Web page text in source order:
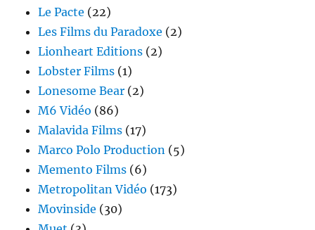
Le Pacte (22)
Les Films du Paradoxe (2)
Lionheart Editions (2)
Lobster Films (1)
Lonesome Bear (2)
M6 Vidéo (86)
Malavida Films (17)
Marco Polo Production (5)
Memento Films (6)
Metropolitan Vidéo (173)
Movinside (30)